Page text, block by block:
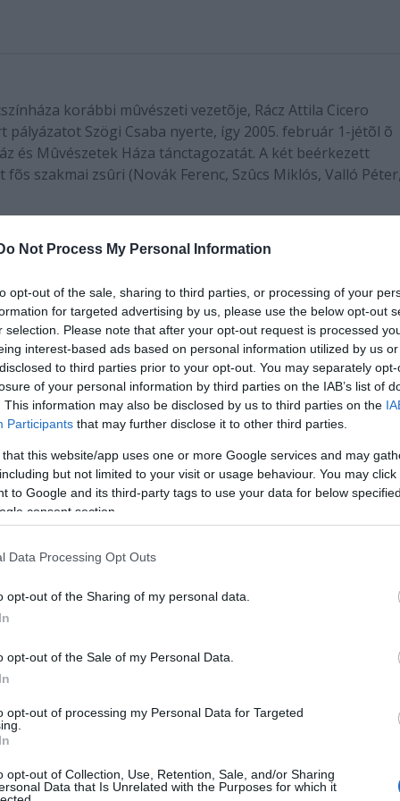
Not Process My Personal Information
opt-out of the sale, sharing to third parties, or processing of your
for targeted advertising by us, please use the below opt-out
selection. Please note that after your opt-out request is processed
interest-based ads based on personal information utilized by us
to third parties prior to your opt-out. You may separately
of your personal information by third parties on the IAB’s list of
This information may also be disclosed by us to third parties on the
Participants that may further disclose it to other third parties.
that this website/app uses one or more Google services and may
but not limited to your visit or usage behaviour. You may
to Google and its third-party tags to use your data for below
consent section.
Data Processing Opt Outs
opt-out of the Sharing of my personal data.
opt-out of the Sale of my Personal Data.
opt-out of processing my Personal Data for Targeted
opt-out of Collection, Use, Retention, Sale, and/or Sharing
Data that Is Unrelated with the Purposes for which it
korábbi mûvészeti vezetõje, Rácz Attila Cicero
pályázatot Szögi Csaba nyerte, így 2005. február 1-jétõl õ
és Mûvészetek Háza tánctagozatát. A két beérkezett
szakmai zsûri (Novák Ferenc, Szûcs Miklós, Valló
művészeti vezetője, Rácz Attila Cicero kinevezése.
nyerte, így 2005. február 1-jétől ő irányítja a dunújvárosi
A két beérkezett pályazatot - Rácz Attila és Szögi
Miklós, Valló Péter, Kiss János és Török Jolán) értékelte.
Mária január 19-én nevezte ki, és mutatta be a
sajtótájékoztatón Szögi Csaba hangsúlyozta, pályázata
felöleli -, melyet az ő nevében adtak be. Dunaújváros
néven folytatja a munkát, arculatát Szögi Csaba
majd meg.
mely felismerhetően és egyértelműen a folklórt -
fel produkciói alapanyagául, oly módon, hogy
a kor igényeinek megfelelő kortárs
kíván biztosítani.
"tiszta forrásból" merítkezik. A feltételek, a lehetséges
Dunaújváros egyszer már volt a táncszínház-rajongók
európai szempontból is egyedülállót produkáló - Szögi
A társulat e táncszínházi-koreográfiai irányzat
álló, országos viszonylatban is kivételes